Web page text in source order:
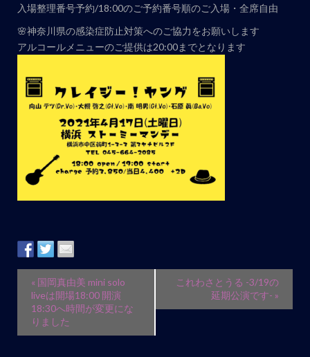
入場整理番号予約/18:00のご予約番号順のご入場・全席自由
🌸神奈川県の感染症防止対策へのご協力をお願いします
アルコールメニューのご提供は20:00までとなります
ト
« 国岡真由美 mini solo
liveは開場18:00 開演
18:30へ時間が変更にな
りました
これわさとうる -3/19の
延期公演です- »